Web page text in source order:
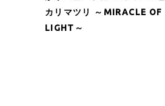
カリマツリ ～MIRACLE OF
LIGHT～